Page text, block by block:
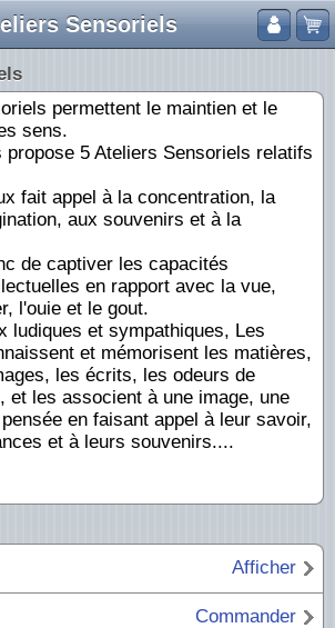
Sensoriels
permettent le maintien et le
sens.
propose 5 Ateliers Sensoriels relatifs
fait appel à la concentration, la
aux souvenirs et à la
de captiver les capacités
en rapport avec la vue,
l'ouie et le gout.
ludiques et sympathiques, Les
et mémorisent les matières,
les écrits, les odeurs de
et les associent à une image, une
en faisant appel à leur savoir,
et à leurs souvenirs....
Afficher
Commander